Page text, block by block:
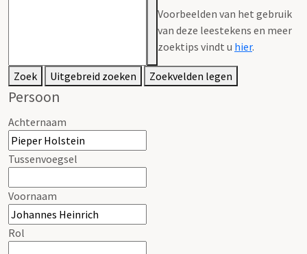
Voorbeelden van het gebruik
van deze leestekens en meer
zoektips vindt u hier.
Zoek Uitgebreid zoeken Zoekvelden legen
Persoon
Achternaam
Tussenvoegsel
Voornaam
Rol